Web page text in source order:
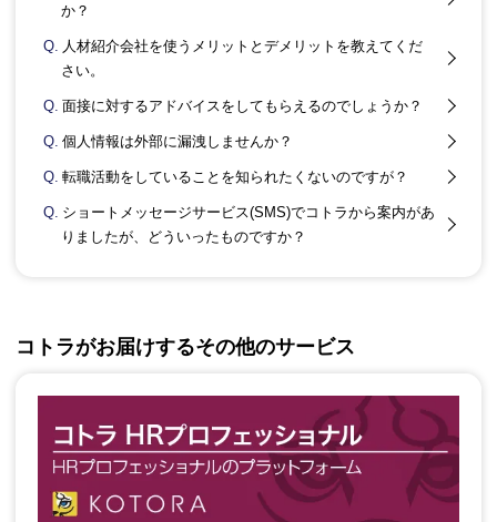
か？
Q.
人材紹介会社を使うメリットとデメリットを教えてくだ
さい。
Q. 面接に対するアドバイスをしてもらえるのでしょうか？
Q. 個人情報は外部に漏洩しませんか？
Q. 転職活動をしていることを知られたくないのですが？
Q. ショートメッセージサービス(SMS)でコトラから案内があ
りましたが、どういったものですか？
コトラがお届けするその他のサービス